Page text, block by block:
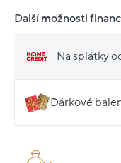
Další možnosti
Na splátky
Dárkové